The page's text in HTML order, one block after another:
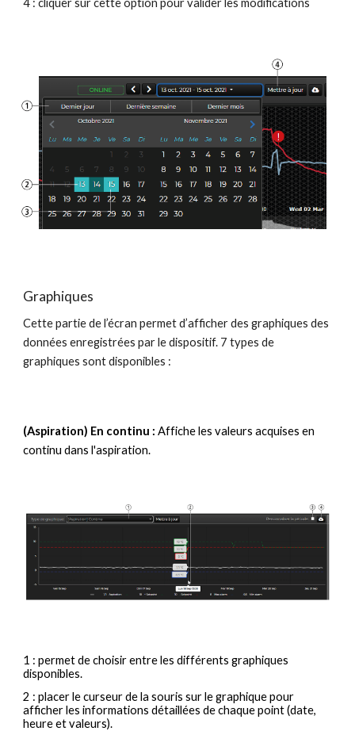
4 : cliquer sur cette option pour valider les modifications
Graphiques
Cette partie de l’écran permet d’afficher des graphiques des
données enregistrées par le dispositif. 7 types de
graphiques sont disponibles :
(Aspiration) En continu : Affiche les valeurs acquises en
continu dans l'aspiration.
1 : permet de choisir entre les différents graphiques
disponibles.
2 : placer le curseur de la souris sur le graphique pour
afficher les informations détaillées de chaque point (date,
heure et valeurs).